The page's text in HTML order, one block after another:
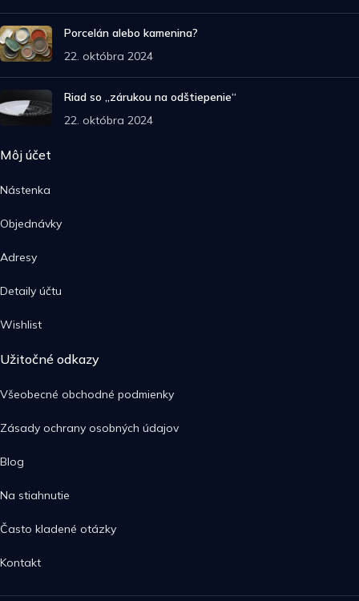
Porcelán alebo kamenina?
22. októbra 2024
Riad so „zárukou na odštiepenie“
22. októbra 2024
Môj účet
Nástenka
Objednávky
Adresy
Detaily účtu
Wishlist
Užitočné odkazy
Všeobecné obchodné podmienky
Zásady ochrany osobných údajov
Blog
Na stiahnutie
Často kladené otázky
Kontakt